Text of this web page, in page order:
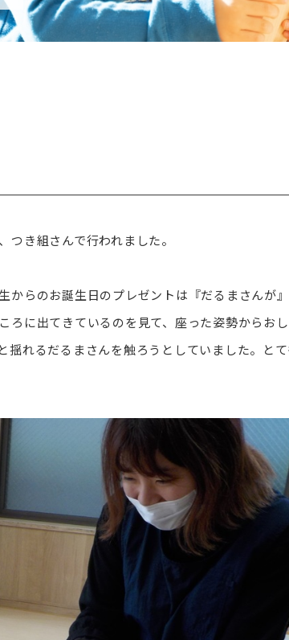
き組さんで行われました。
からのお誕生日のプレゼントは『だるまさんが
に出てきているのを見て、座った姿勢からお
るだるまさんを触ろうとしていました。とて